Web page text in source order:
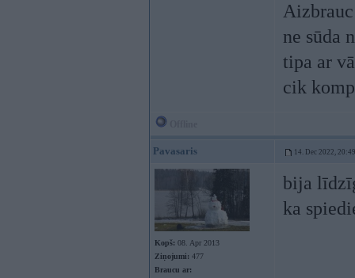
ne sūda
tipa ar
cik
Pavasaris 14. Dec 2022, 20:49
Kopš: 08. Apr 2013
Ziņojumi: 477
Braucu ar:
bija
ka